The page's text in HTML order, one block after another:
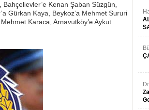
Kenan Şaban Süzgün,
Gürkan Kaya, Beykoz’a Mehmet Sururi
Karaca, Arnavutköy’e Aykut